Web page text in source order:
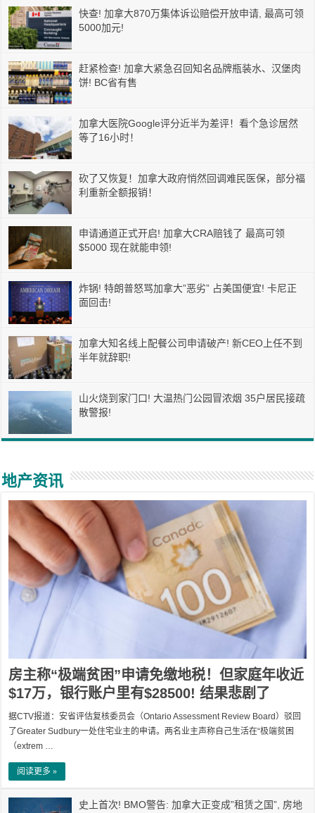
快查! 加拿大870万集体诉讼赔偿开放申请, 最高可领
5000加元!
赶紧检查! 加拿大紧急召回知名品牌瓶装水、汉堡肉
饼! BC省有售
加拿大医院Google评分近半为差评！看个急诊居然
等了16小时！
砍了又恢复！加拿大政府悄然回调难民医保，部分福
利重新全额报销！
申请通道正式开启! 加拿大CRA赔钱了 最高可领
$5000 现在就能申领!
炸锅! 特朗普怒骂加拿大”恶劣” 占美国便宜! 卡尼正
面回击!
加拿大知名线上配餐公司申请破产! 新CEO上任不到
半年就辞职!
山火烧到家门口! 大温热门公园冒浓烟 35户居民接疏
散警报!
地产资讯
房主称“极端贫困”申请免缴地税！但家庭年收近
$17万，银行账户里有$28500! 结果悲剧了
据CTV报道：安省评估复核委员会（Ontario Assessment Review Board）驳回
了Greater Sudbury一处住宅业主的申请。两名业主声称自己生活在“极端贫困
（extrem …
阅读更多 »
史上首次! BMO警告: 加拿大正变成”租赁之国”, 房地